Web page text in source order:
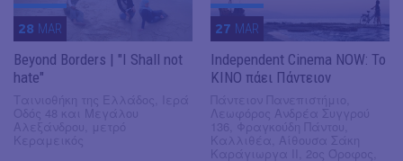
28 MAR
Beyond Borders | "I Shall not
hate"
27 MAR
Independent Cinema NOW: Το
KINO πάει Πάντειον